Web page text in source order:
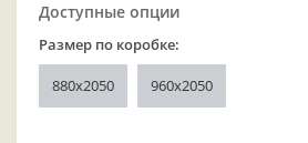
Доступные опции
Размер по коробке:
880x2050 960x2050